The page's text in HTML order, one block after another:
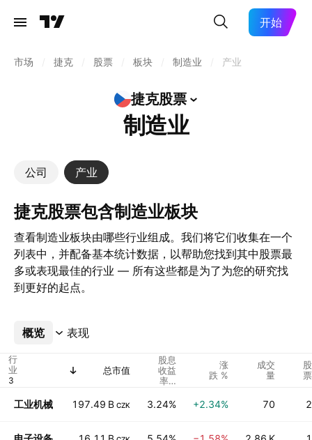
开始
市场 捷克 股票 板块 制造业 产业
捷克股票
制造业
公司 产业
捷克股票包含制造业板块
查看制造业板块由哪些行业组成。我们将它们收集在一个
列表中，并配备基本统计数据，以帮助您找到其中股票最
多或表现最佳的行业 — 所有这些都是为了为您的研究找
到更好的起点。
概览 表现
更多
行
业
总市值
股息
收益
率%
示）
涨
跌 %
成交
量
股
票
工业机械 197.49 B CZK 3.24% +2.34% 70 2